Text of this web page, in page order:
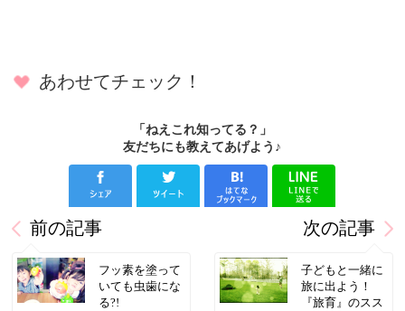
あわせてチェック！
「ねえこれ知ってる？」
友だちにも教えてあげよう♪
前の記事
フッ素を塗って
いても虫歯にな
る?!
次の記事
子どもと一緒に
旅に出よう！
『旅育』のスス